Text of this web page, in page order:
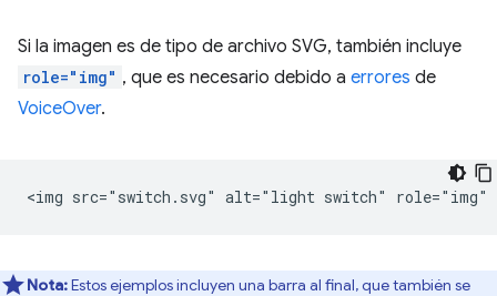
Si la imagen es de tipo de archivo SVG, también incluye
role="img" , que es necesario debido a errores de
VoiceOver.
Nota:Estos ejemplos incluyen una barra al final, que también se